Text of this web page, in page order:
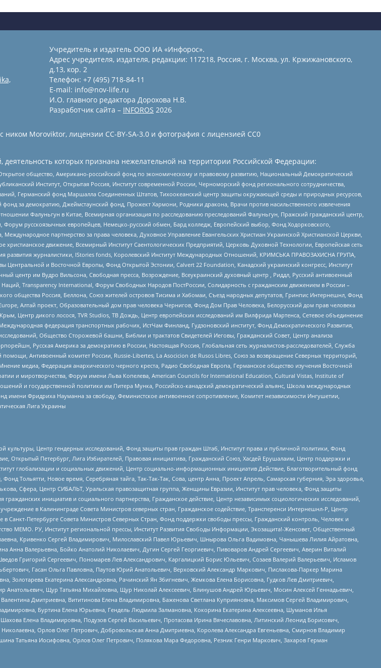
Учредитель и издатель ООО ИА «Инфорос».
Адрес учредителя, издателя, редакции: 117218, Россия, г. Москва, ул. Кржижановского,
д.13, кор. 2
Телефон: +7 (495) 718-84-11
E-mail: info@nov-life.ru
И.О. главного редактора Дорохова Н.В.
Разработчик сайта – INFOROS 2026
Moroviktor, лицензии CC-BY-SA-3.0 и фотография с лицензией СС0
которых признана нежелательной на территории Российской Федерации:
общество, Американо-российский фонд по экономическому и правовому развитию, Национальный Демократический
Институт, Открытая Россия, Институт современной России, Черноморский фонд регионального сотрудничества,
Германский фонд Маршалла Соединенных Штатов, Тихоокеанский центр защиты окружающей среды и природных ресурсов,
за демократию, Джеймстаунский фонд, Прожект Хармони, Родники дракона, Врачи против насильственного извлечения
Фалуньгун в Китае, Всемирная организация по расследованию преследований Фалуньгун, Пражский гражданский центр,
русскоязычных европейцев, Немецко-русский обмен, Бард колледж, Европейский выбор, Фонд Ходорковского,
партнерство за права человека, Духовное Управление Евангельских Христиан Украинской Христианской Церкви,
движение, Всемирный Институт Саентологических Предприятий, Церковь Духовной Технологии, Европейская сеть
журналистики, IStories fonds, Королевский Институт Международных Отношений, КРИМСЬКА ПРАВОЗАХИСНА ГРУПА,
и Восточной Европы, Фонд Открытой Эстонии, Calvert 22 Foundation, Канадский украинский конгресс, Институт
центр им Вудро Вильсона, Свободная пресса, Возрождение, Всеукраинский духовный центр , Риддл, Русский антивоенный
Transparеncy International, Форум Свободных Народов ПостРоссии, Солидарность с гражданским движением в России –
общества Россия, Беллона, Союз жителей островов Тисима и Хабомаи, Съезд народных депутатов, Гринпис Интернешнл, Фонд
Алтай проект, Образовательный дом прав человека Чернигов, Фонд Дом Прав Человека, Белорусский дом прав человека
Центр дикого лосося, TVR Studios, ТВ Дождь, Центр европейских исследований им Вилфрида Мартенса, Сетевое объединение
федерация транспортных рабочих, ИстЧам Финланд, Гудзоновский институт, Фонд Демократического Развития,
Общество Сторожевой башни, Библии и трактатов Свидетелей Иеговы, Гражданский Совет, Центр анализа
Русская Америка за демократию в России, Настоящая Россия, Глобальная сеть журналистов-расследователей, Служба
Антивоенный комитет России, Russie-Libertes, La Asocicion de Rusos Libres, Союз за возвращение Северных территорий,
медиа, Федерация анархического черного креста, Радио Свободная Европа, Германское общество изучения Восточной
и миротворчества, Форум имени Льва Копелева, American Councils for International Education, Cultural Vistas, Institute of
и государственной политики им Питера Мунка, Российско-канадский демократический альянс, Школа международных
Фридриха Науманна за свободу, Феминистское антивоенное сопротивление, Комитет независимости Ингушетии,
Лига Украины
Центр гендерных исследований, Фонд защиты прав граждан Штаб, Институт права и публичной политики, Фонд
Петербург, Лига Избирателей, Правовая инициатива, Гражданский Союз, Хасдей Ерушалаим, Центр поддержки и
глобализации и социальных движений, Центр социально-информационных инициатив Действие, Благотворительный фонд
Тольятти, Новое время, Серебряная тайга, Так-Так-Так, Сова, центр Анна, Проект Апрель, Самарская губерния, Эра здоровья,
Сфера, Центр СИБАЛЬТ, Уральская правозащитная группа, Женщины Евразии, Институт прав человека, Фонд защиты
инициатив и социального партнерства, Гражданское действие, Центр независимых социологических исследований,
в Калининграде Совета Министров северных стран, Гражданское содействие, Трансперенси Интернешнл-Р, Центр
Санкт-Петербурге Совета Министров Северных Стран, Фонд поддержки свободы прессы, Гражданский контроль, Человек и
МЕМО. РУ, Институт региональной прессы, Институт Развития Свободы Информации, Экозащита!-Женсовет, Общественный
Кривенко Сергей Владимирович, Милославский Павел Юрьевич, Шнырова Ольга Вадимовна, Чанышева Лилия Айратовна,
Анна Валерьевна, Бойко Анатолий Николаевич, Дугин Сергей Георгиевич, Пивоваров Андрей Сергеевич, Аверин Виталий
Григорий Сергеевич, Пономарев Лев Александрович, Каргалицкий Борис Юльевич, Созаев Валерий Валерьевич, Исламов
Гасан Ольга Павловна, Паутов Юрий Анатольевич, Верховский Александр Маркович, Пислакова-Паркер Марина
Золотарева Екатерина Александровна, Рачинский Ян Збигневич, Жемкова Елена Борисовна, Гудков Лев Дмитриевич,
Анатольевич, Щур Татьяна Михайловна, Щур Николай Алексеевич, Блинушов Андрей Юрьевич, Мосин Алексей Геннадьевич,
Дмитриевна, Вититинова Елена Владимировна, Баженова Светлана Куприяновна, Максимов Сергей Владимирович,
Буртина Елена Юрьевна, Гендель Людмила Залмановна, Кокорина Екатерина Алексеевна, Шуманов Илья
Елена Владимировна, Подузов Сергей Васильевич, Протасова Ирина Вячеславовна, Литинский Леонид Борисович,
Орлов Олег Петрович, Добровольская Анна Дмитриевна, Королева Александра Евгеньевна, Смирнов Владимир
Татьяна Иосифовна, Орлов Олег Петрович, Полякова Мара Федоровна, Резник Генри Маркович, Захаров Герман